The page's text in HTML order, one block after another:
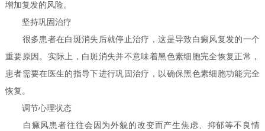
增加复发的风险。
坚持巩固治疗
很多患者在白斑消失后就停止治疗，这是导致白癜风复发的一个
重要原因。实际上，白斑消失并不意味着黑色素细胞完全恢复正常，
患者需要在医生的指导下进行巩固治疗，以确保黑色素细胞功能完全
恢复。
调节心理状态
白癜风患者往往会因为外貌的改变而产生焦虑、抑郁等不良情